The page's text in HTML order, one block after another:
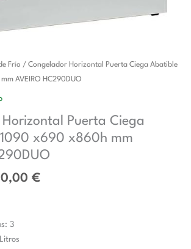
Frío / Congelador Horizontal Puerta Ciega Abatible
AVEIRO HC290DUO
Puerta Ciega
x690 x860h mm
€.
€
El
precio
480,00 €.
3